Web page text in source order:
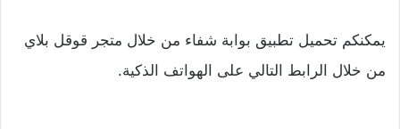
يمكنكم تحميل تطبيق بوابة شفاء من خلال متجر قوقل بلاي
من خلال الرابط التالي على الهواتف الذكية.